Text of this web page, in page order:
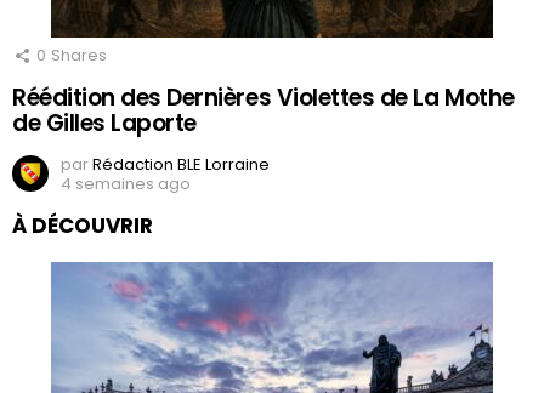
0 Shares
Réédition des Dernières Violettes de La Mothe
de Gilles Laporte
parRédaction BLE Lorraine
4 semaines ago
À DÉCOUVRIR